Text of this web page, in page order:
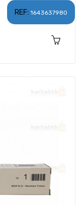
REF: 1643637980